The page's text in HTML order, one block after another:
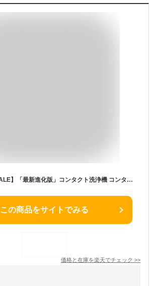
【楽天スーパーSALE】「最新進化版」コンタクト洗浄機 コンタクト 超音波 洗浄機 コンタクトレンズ 洗浄機 コンタクト 洗浄器 レンズケース ソフト ハード カラコン 超音波洗浄機 USB充電式 自動 丸洗い可能 花粉除去 蛋白除去 小型 旅行 出張 プレゼント
この商品をサイトでみる
価格と在庫を楽天でチェック >>